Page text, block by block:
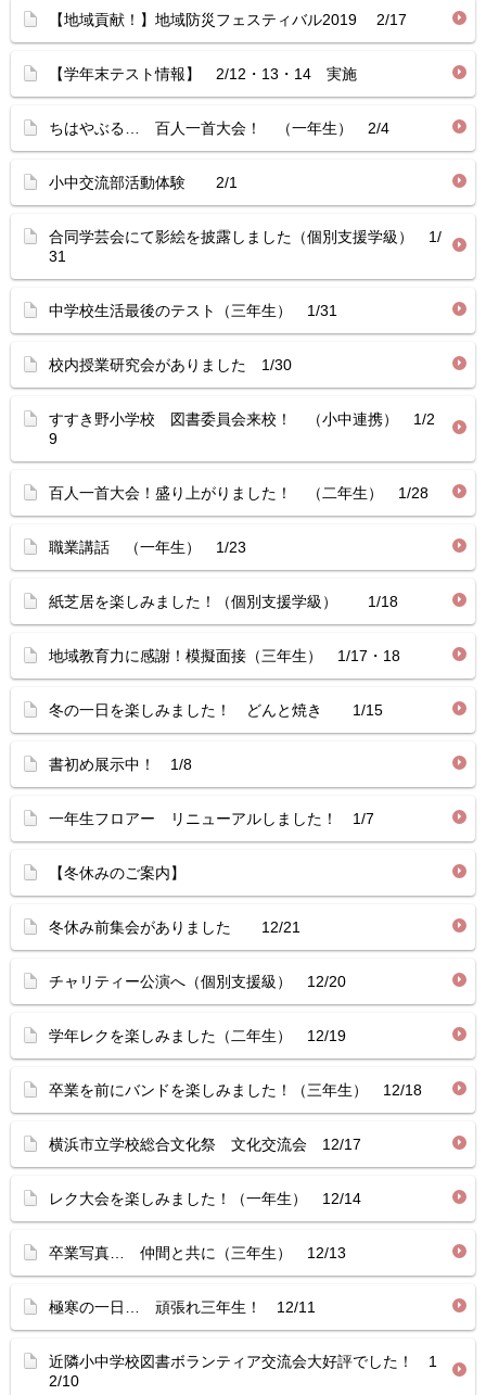
【地域貢献！】地域防災フェスティバル2019 2/17
【学年末テスト情報】 2/12・13・14 実施
ちはやぶる… 百人一首大会！ （一年生） 2/4
小中交流部活動体験 2/1
合同学芸会にて影絵を披露しました（個別支援学級） 1/
31
中学校生活最後のテスト（三年生） 1/31
校内授業研究会がありました 1/30
すすき野小学校 図書委員会来校！ （小中連携） 1/2
9
百人一首大会！盛り上がりました！ （二年生） 1/28
職業講話 （一年生） 1/23
紙芝居を楽しみました！（個別支援学級） 1/18
地域教育力に感謝！模擬面接（三年生） 1/17・18
冬の一日を楽しみました！ どんと焼き 1/15
書初め展示中！ 1/8
一年生フロアー リニューアルしました！ 1/7
【冬休みのご案内】
冬休み前集会がありました 12/21
チャリティー公演へ（個別支援級） 12/20
学年レクを楽しみました（二年生） 12/19
卒業を前にバンドを楽しみました！（三年生） 12/18
横浜市立学校総合文化祭 文化交流会 12/17
レク大会を楽しみました！（一年生） 12/14
卒業写真… 仲間と共に（三年生） 12/13
極寒の一日… 頑張れ三年生！ 12/11
近隣小中学校図書ボランティア交流会大好評でした！ 1
2/10